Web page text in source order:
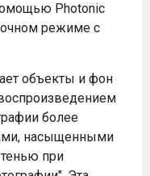
Photonic
режиме с
объекты и фон
более
насыщенными
при